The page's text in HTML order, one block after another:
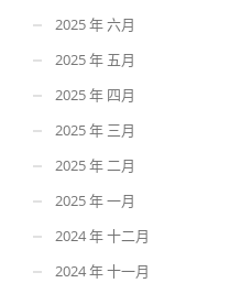
2025 年 六月
2025 年 五月
2025 年 四月
2025 年 三月
2025 年 二月
2025 年 一月
2024 年 十二月
2024 年 十一月